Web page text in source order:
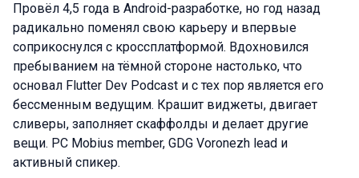
Провёл 4,5 года в Android-разработке, но год назад
радикально поменял свою карьеру и впервые
соприкоснулся с кроссплатформой. Вдохновился
пребыванием на тёмной стороне настолько, что
основал Flutter Dev Podcast и с тех пор является его
бессменным ведущим. Крашит виджеты, двигает
сливеры, заполняет скаффолды и делает другие
вещи. PC Mobius member, GDG Voronezh lead и
активный спикер.